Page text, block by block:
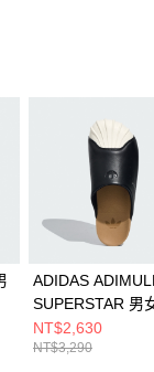
ADIDAS
SUPERSTAR 男
拖鞋 LC0411
NT$2,630
NT$3,290